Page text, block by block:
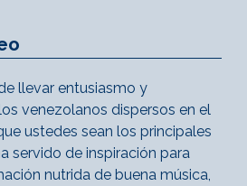
llevar entusiasmo y
venezolanos dispersos en el
ustedes sean los principales
servido de inspiración para
nutrida de buena música,